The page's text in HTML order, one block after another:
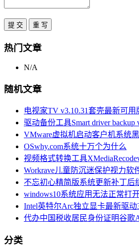
热门文章
N/A
随机文章
电视家TV v3.10.31套壳最新可用
驱动备份工具Smart driver
VMware虚拟机启动客户机系统
OSwhy.com系统十万个为什么
视频格式转换工具
Workrave儿童防沉迷保护视力软
不忘初心精简版系统更新补丁后
windows10系统应用无法正常打
Intel英特尔Arc独立显卡最新驱动
代办中国税收居民身份证明谷歌
分类